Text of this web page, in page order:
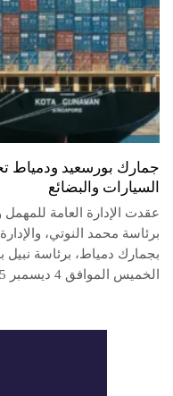
السيارات والبضائع
عقدت الإدارة العامة
برئاسة محمد النوتي،
بجمارك دمياط، برئاسة نبيل
الخميس الموافق 4 ديسمبر 2025، بالتنسيق مع الهيئة العامة…